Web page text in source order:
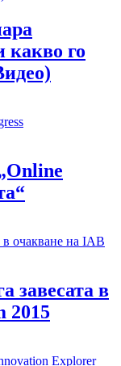
какво го
завесата в
2015